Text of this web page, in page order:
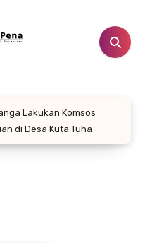
Lakukan Komsos
di Desa Kuta Tuha